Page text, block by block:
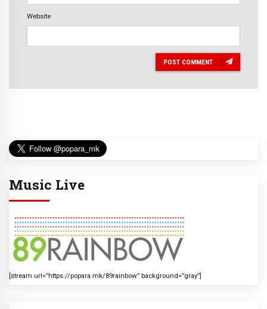
Website
POST COMMENT
Music Live
[stream url=”https://popara.mk/89rainbow” background=”gray”]